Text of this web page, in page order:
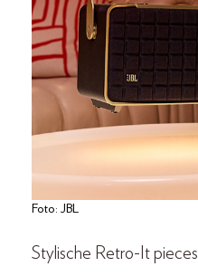
Foto: JBL
Stylische Retro-It pieces